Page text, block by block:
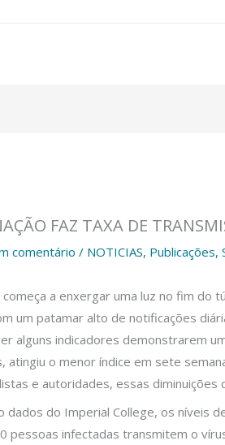
FAZ TAXA DE
comentário / NOTICIAS, Publicações,
começa a enxergar uma luz no fim do
um patamar alto de notificações
alguns indicadores demonstrarem
atingiu o menor índice em sete
e autoridades, essas
dados do Imperial College, os níveis
pessoas infectadas transmitem o